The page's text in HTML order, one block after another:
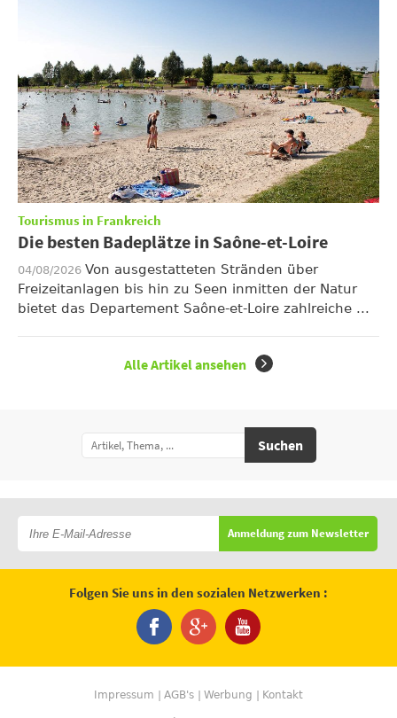
Tourismus in Frankreich
Die besten Badeplätze in Saône-et-Loire
04/08/2026 Von ausgestatteten Stränden über
Freizeitanlagen bis hin zu Seen inmitten der Natur
bietet das Departement Saône-et-Loire zahlreiche ...
Alle Artikel ansehen
Suchen
Anmeldung zum Newsletter
Folgen Sie uns in den sozialen Netzwerken :
Impressum AGB's Werbung Kontakt